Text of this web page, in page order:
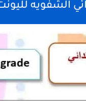
1, 2, 3 مع